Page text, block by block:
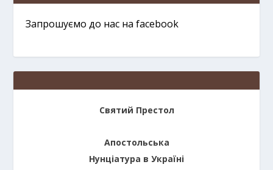
Запрошуємо до нас на facebook
Святий Престол
Апостольська
Нунціатура в Україні